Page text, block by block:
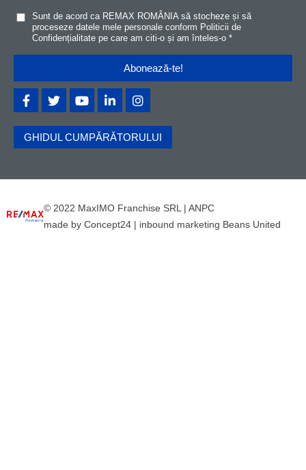
Sunt de acord ca REMAX ROMÂNIA să stocheze și să
proceseze datele mele personale conform Politicii de
Confidențialitate pe care am citi-o și am înteles-o *
GHIDUL CUMPĂRĂTORULUI
© 2022 MaxIMO Franchise SRL | ANPC
made by Concept24| inbound marketing Beans United